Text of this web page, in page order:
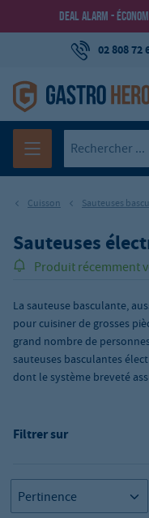
DEAL ALARM -
02 808 72
Cuisson Sauteuses
Sauteuses
Produit récemment
La sauteuse basculante,
pour cuisiner de grosses
grand nombre de
sauteuses basculantes
dont le système breveté
Filtrer sur